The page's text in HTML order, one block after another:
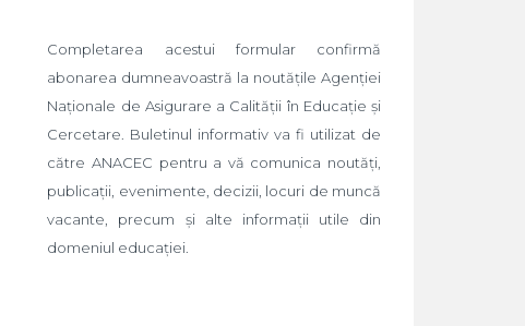
Completarea acestui formular confirmă
abonarea dumneavoastră la noutățile Agenției
Naționale de Asigurare a Calității în Educație și
Cercetare. Buletinul informativ va fi utilizat de
către ANACEC pentru a vă comunica noutăți,
publicații, evenimente, decizii, locuri de muncă
vacante, precum și alte informații utile din
domeniul educației.